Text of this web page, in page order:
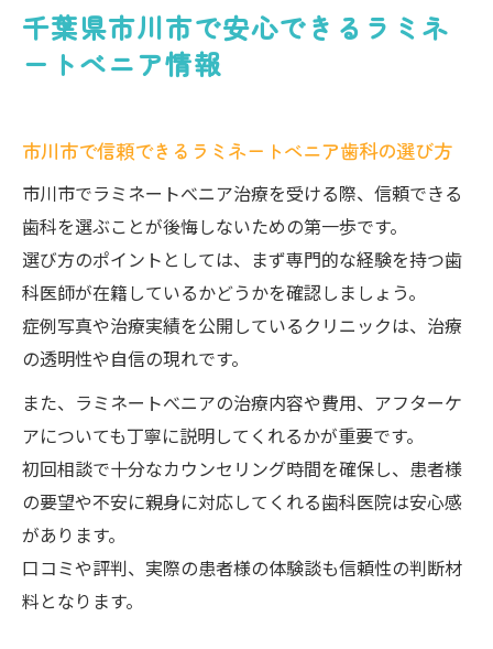
千葉県市川市で安心できるラミネ
ートべニア情報
市川市で信頼できるラミネートべニア歯科の選び方
市川市でラミネートべニア治療を受ける際、信頼できる
歯科を選ぶことが後悔しないための第一歩です。
選び方のポイントとしては、まず専門的な経験を持つ歯
科医師が在籍しているかどうかを確認しましょう。
症例写真や治療実績を公開しているクリニックは、治療
の透明性や自信の現れです。
また、ラミネートべニアの治療内容や費用、アフターケ
アについても丁寧に説明してくれるかが重要です。
初回相談で十分なカウンセリング時間を確保し、患者様
の要望や不安に親身に対応してくれる歯科医院は安心感
があります。
口コミや評判、実際の患者様の体験談も信頼性の判断材
料となります。